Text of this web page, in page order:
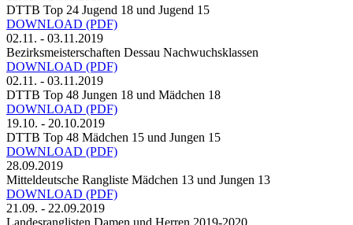
DTTB Top 24 Jugend 18 und Jugend 15
DOWNLOAD (PDF)
02.11. - 03.11.2019
Bezirksmeisterschaften Dessau Nachwuchsklassen
DOWNLOAD (PDF)
02.11. - 03.11.2019
DTTB Top 48 Jungen 18 und Mädchen 18
DOWNLOAD (PDF)
19.10. - 20.10.2019
DTTB Top 48 Mädchen 15 und Jungen 15
DOWNLOAD (PDF)
28.09.2019
Mitteldeutsche Rangliste Mädchen 13 und Jungen 13
DOWNLOAD (PDF)
21.09. - 22.09.2019
Landesranglisten Damen und Herren 2019-2020